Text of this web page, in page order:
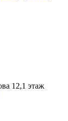
12,1 этаж